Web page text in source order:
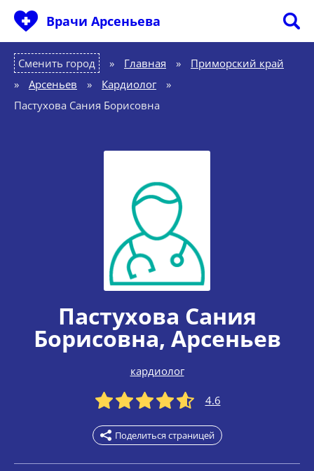
Врачи Арсеньева
Сменить город Главная »
Приморский край
»
Арсеньев » Кардиолог
»
Пастухова Сания Борисовна
Пастухова Сания
Борисовна, Арсеньев
кардиолог
4.6
Поделиться страницей